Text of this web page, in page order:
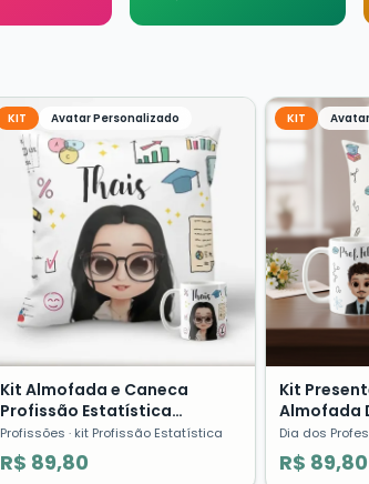
KIT Avatar Personalizado
Kit Almofada e Caneca
Profissão Estatística
Presente Criativo
Estampado
Profissões · kit Profissão Estatística
R$ 89,80
KIT
Kit
Almofada
Caneca
Dia dos
R$ 89,80